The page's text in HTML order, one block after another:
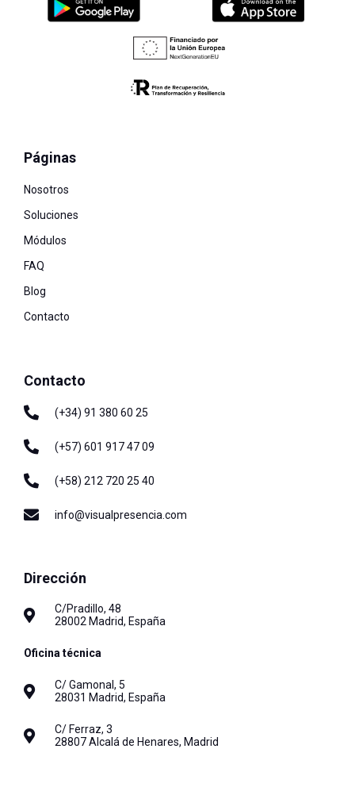
Páginas
Nosotros
Soluciones
Módulos
FAQ
Blog
Contacto
Contacto
(+34) 91 380 60 25
(+57) 601 917 47 09
(+58) 212 720 25 40
info@visualpresencia.com
Dirección
C/Pradillo, 48
28002 Madrid, España
Oficina técnica
C/ Gamonal, 5
28031 Madrid, España
C/ Ferraz, 3
28807 Alcalá de Henares, Madrid